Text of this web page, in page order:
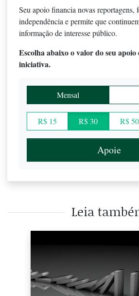
Seu apoio financia novas reportagens,
independência e permite que
informação de interesse público.
Escolha abaixo o valor do seu apoio
iniciativa.
Mensal
R$ 15 R$ 30 R$ 50
Apoie
Leia